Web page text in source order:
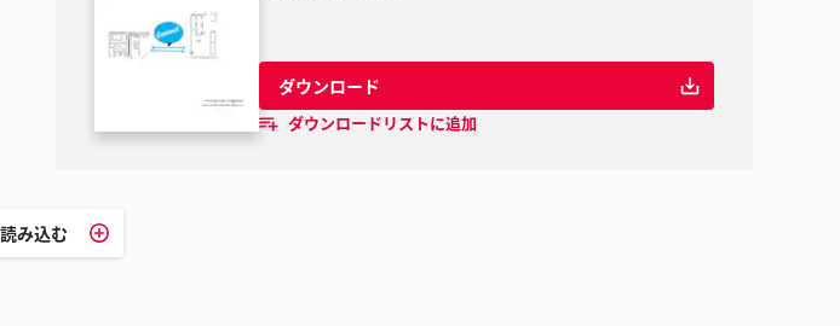
ダウンロード
ダウンロードリストに追加
み込む